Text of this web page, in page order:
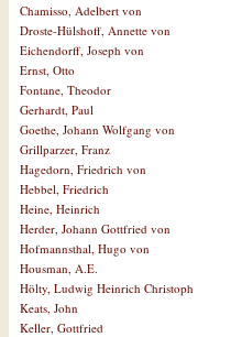
Chamisso, Adelbert von
Droste-Hülshoff, Annette von
Eichendorff, Joseph von
Ernst, Otto
Fontane, Theodor
Gerhardt, Paul
Goethe, Johann Wolfgang von
Grillparzer, Franz
Hagedorn, Friedrich von
Hebbel, Friedrich
Heine, Heinrich
Herder, Johann Gottfried von
Hofmannsthal, Hugo von
Housman, A.E.
Hölty, Ludwig Heinrich Christoph
Keats, John
Keller, Gottfried